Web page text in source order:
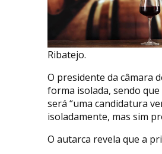
Ribatejo.
O presidente da câmara
forma isolada, sendo
será “uma candidatura
isoladamente, mas sim
O autarca revela que a